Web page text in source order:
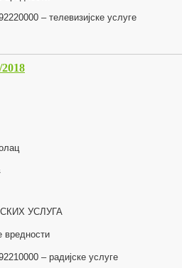
20000 – телевизијске услуге
УСЛУГА
вредности
– радијске услуге